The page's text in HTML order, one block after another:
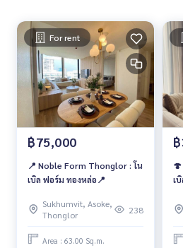
For rent
฿75,000
📍 Noble Form Thonglor : โน
เบิล ฟอร์ม ทองหล่อ📍
Sukhumvit, Asoke,
Thonglor
238
Area : 63.00 Sq.m.
เ